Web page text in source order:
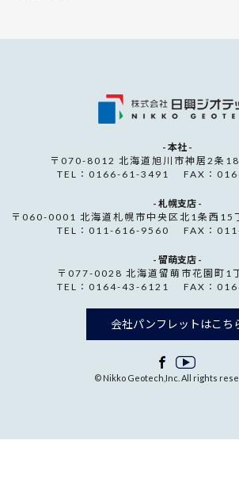
- 本社 -
〒070-8012 北海道旭川市神居2条
TEL：0166-61-3491 FAX：
- 札幌支店 -
〒060-0001 北海道札幌市中央区北1条西15
TEL：011-616-9560 FAX：
- 留萌支店 -
〒077-0028 北海道留萌市花園町1
TEL：0164-43-6121 FAX：
会社パンフレットはこち
© Nikko Geotech,Inc. All rights